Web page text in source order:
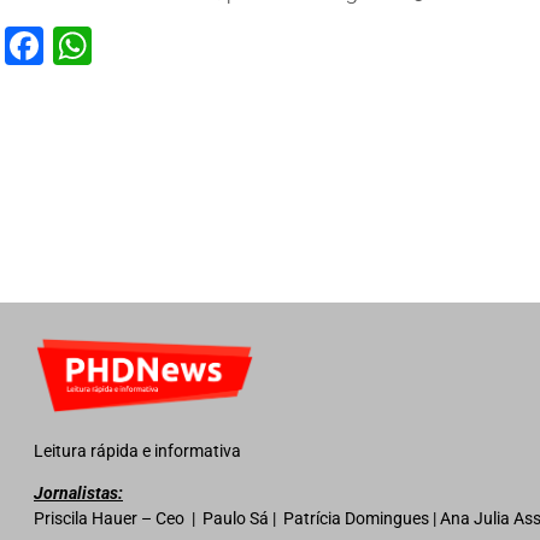
Facebook
Leitura rápida e informativa
Jornalistas:
Priscila Hauer – Ceo | Paulo Sá | Patrícia Domingues | Ana Julia